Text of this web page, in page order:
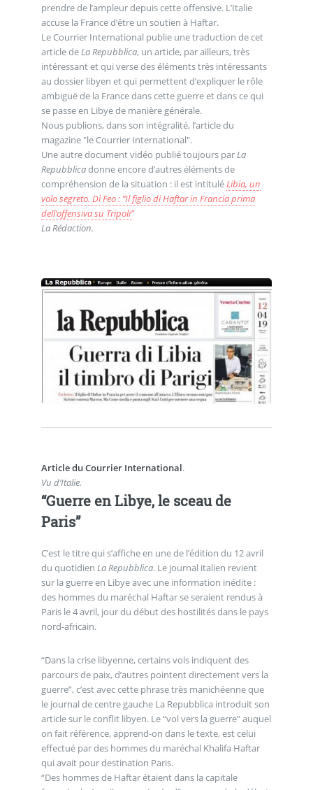
prendre de l’ampleur depuis cette offensive. L’Italie
accuse la France d’être un soutien à Haftar.
Le Courrier International publie une traduction de cet
article deLa Repubblica, un article, par ailleurs, très
intéressant et qui verse des éléments très intéressants
au dossier libyen et qui permettent d’expliquer le rôle
ambiguë de la France dans cette guerre et dans ce qui
se passe en Libye de manière générale.
Nous publions, dans son intégralité, l’article du
magazine "le Courrier International".
Une autre document vidéo publié toujours parLa
Repubblicadonne encore d’autres éléments de
compréhension de la situation : il est intituléLibia, un
volo segreto. Di Feo : ’’Il figlio di Haftar in Francia prima
dell’offensiva su Tripoli’’
La Rédaction.
Article du Courrier International.
Vu d’Italie.
“Guerre en Libye, le sceau de
Paris”
C’est le titre qui s’affiche en une de l’édition du 12 avril
du quotidien La Repubblica. Le journal italien revient
sur la guerre en Libye avec une information inédite :
des hommes du maréchal Haftar se seraient rendus à
Paris le 4 avril, jour du début des hostilités dans le pays
nord-africain.
“Dans la crise libyenne, certains vols indiquent des
parcours de paix, d’autres pointent directement vers la
guerre”, c’est avec cette phrase très manichéenne que
le journal de centre gauche La Repubblica introduit son
article sur le conflit libyen. Le “vol vers la guerre” auquel
on fait référence, apprend-on dans le texte, est celui
effectué par des hommes du maréchal Khalifa Haftar
qui avait pour destination Paris.
“Des hommes de Haftar étaient dans la capitale